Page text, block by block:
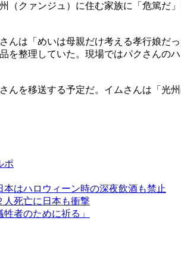
クァンジュ）に住む家族に「危篤だ
んは「めいは母親だけ考える孝行娘だ
を整理していた。現場ではパクさんの
を移送する予定だ。イムさんは「光
ポ
はハロウィーン時の深夜飲酒も禁止
人死亡に日本も衝撃
者のために祈る」